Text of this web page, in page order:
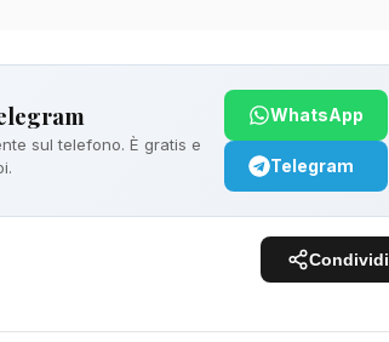
sul telefono. È gratis e
WhatsApp
Telegram
Condividi